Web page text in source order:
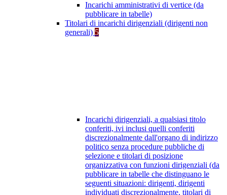
Incarichi amministrativi di vertice (da
pubblicare in tabelle)
Titolari di incarichi dirigenziali (dirigenti non
generali) 5
Incarichi dirigenziali, a qualsiasi titolo
conferiti, ivi inclusi quelli conferiti
discrezionalmente dall'organo di indirizzo
politico senza procedure pubbliche di
selezione e titolari di posizione
organizzativa con funzioni dirigenziali (da
pubblicare in tabelle che distinguano le
seguenti situazioni: dirigenti, dirigenti
individuati discrezionalmente, titolari di